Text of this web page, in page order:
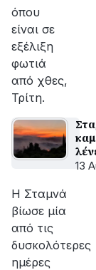
όπου
είναι σε
εξέλιξη
φωτιά
από χθες,
Τρίτη.
13
Η Σταμνά
βίωσε μία
από τις
δυσκολότερες
ημέρες